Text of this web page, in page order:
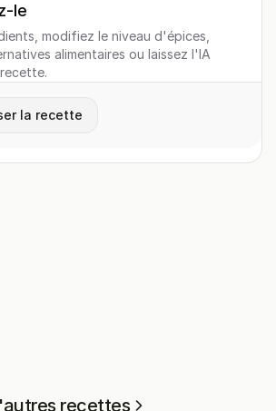
le
modifiez le niveau d'épices,
alimentaires ou laissez l'IA
la recette
recettes